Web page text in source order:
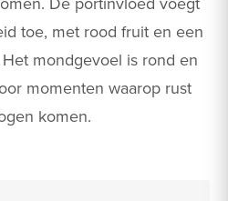
toe, met rood fruit en een
mondgevoel is rond en
momenten waarop rust
komen.